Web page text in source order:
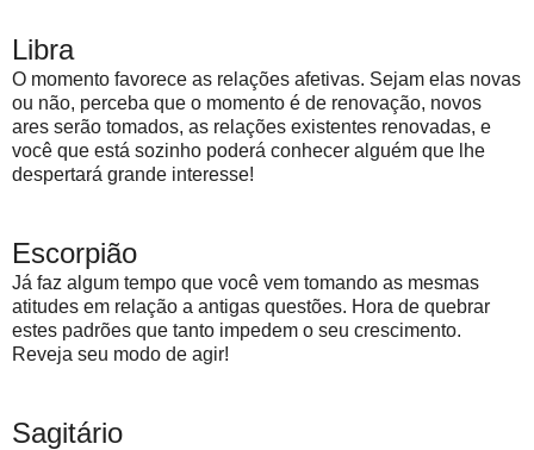
Libra
O momento favorece as relações afetivas. Sejam elas novas
ou não, perceba que o momento é de renovação, novos
ares serão tomados, as relações existentes renovadas, e
você que está sozinho poderá conhecer alguém que lhe
despertará grande interesse!
Escorpião
Já faz algum tempo que você vem tomando as mesmas
atitudes em relação a antigas questões. Hora de quebrar
estes padrões que tanto impedem o seu crescimento.
Reveja seu modo de agir!
Sagitário